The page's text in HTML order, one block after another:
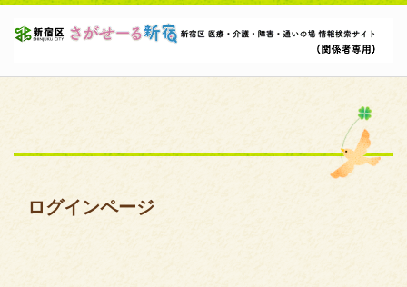
ログインページ